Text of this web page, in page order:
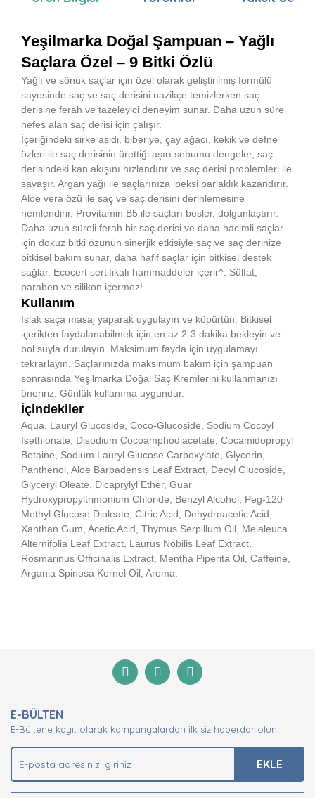
Yeşilmarka Doğal Şampuan – Yağlı
Saçlara Özel – 9 Bitki Özlü
Yağlı ve sönük saçlar için özel olarak geliştirilmiş formülü
sayesinde saç ve saç derisini nazikçe temizlerken saç
derisine ferah ve tazeleyici deneyim sunar. Daha uzun süre
nefes alan saç derisi için çalışır.
İçeriğindeki sirke asidi, biberiye, çay ağacı, kekik ve defne
özleri ile saç derisinin ürettiği aşırı sebumu dengeler, saç
derisindeki kan akışını hızlandırır ve saç derisi problemleri ile
savaşır. Argan yağı ile saçlarınıza ipeksi parlaklık kazandırır.
Aloe vera özü ile saç ve saç derisini derinlemesine
nemlendirir. Provitamin B5 ile saçları besler, dolgunlaştırır.
Daha uzun süreli ferah bir saç derisi ve daha hacimli saçlar
için dokuz bitki özünün sinerjik etkisiyle saç ve saç derinize
bitkisel bakım sunar, daha hafif saçlar için bitkisel destek
sağlar. Ecocert sertifikalı hammaddeler içerir^. Sülfat,
paraben ve silikon içermez!
Kullanım
Islak saça masaj yaparak uygulayın ve köpürtün. Bitkisel
içerikten faydalanabilmek için en az 2-3 dakika bekleyin ve
bol suyla durulayın. Maksimum fayda için uygulamayı
tekrarlayın. Saçlarınızda maksimum bakım için şampuan
sonrasında Yeşilmarka Doğal Saç Kremlerini kullanmanızı
öneririz. Günlük kullanıma uygundur.
İçindekiler
Aqua, Lauryl Glucoside, Coco-Glucoside, Sodium Cocoyl
Isethionate, Disodium Cocoamphodiacetate, Cocamidopropyl
Betaine, Sodium Lauryl Glucose Carboxylate, Glycerin,
Panthenol, Aloe Barbadensis Leaf Extract, Decyl Glucoside,
Glyceryl Oleate, Dicaprylyl Ether, Guar
Hydroxypropyltrimonium Chloride, Benzyl Alcohol, Peg-120
Methyl Glucose Dioleate, Citric Acid, Dehydroacetic Acid,
Xanthan Gum, Acetic Acid, Thymus Serpillum Oil, Melaleuca
Alternifolia Leaf Extract, Laurus Nobilis Leaf Extract,
Rosmarinus Officinalis Extract, Mentha Piperita Oil, Caffeine,
Argania Spinosa Kernel Oil, Aroma.
Yorum Yaz
Görüş ve önerileriniz için teşekkür ederiz.
Ürün açıklamasında eksik bilgiler bulunuyor.
Ürün bilgilerinde hatalar bulunuyor.
E-BÜLTEN
E-Bültene kayıt olarak kampanyalardan ilk siz haberdar olun!
EKLE